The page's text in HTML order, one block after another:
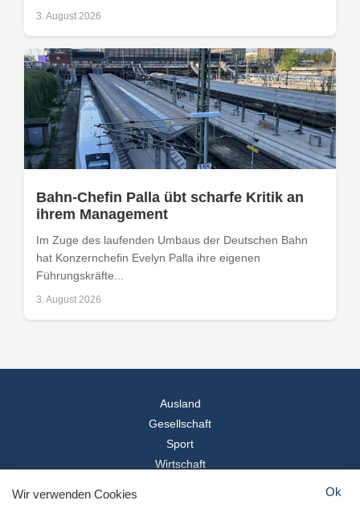
3. August 2026
Bahn-Chefin Palla übt scharfe Kritik an
ihrem Management
Im Zuge des laufenden Umbaus der Deutschen Bahn
hat Konzernchefin Evelyn Palla ihre eigenen
Führungskräfte...
3. August 2026
Ausland
Gesellschaft
Sport
Wirtschaft
© 2026Landesspiegel
Wir verwenden Cookies Ok